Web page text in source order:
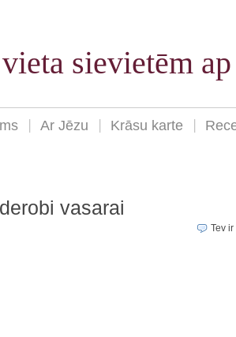
sievietēm
Ar Jēzu Krāsu karte
vasarai
Tev ir